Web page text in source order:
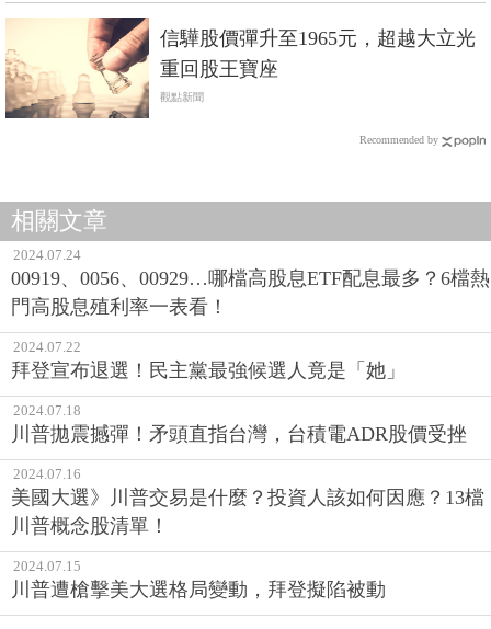
信驊股價彈升至1965元，超越大立光
重回股王寶座
觀點新聞
Recommended by
相關文章
2024.07.24
00919、0056、00929…哪檔高股息ETF配息最多？6檔熱
門高股息殖利率一表看！
2024.07.22
拜登宣布退選！民主黨最強候選人竟是「她」
2024.07.18
川普拋震撼彈！矛頭直指台灣，台積電ADR股價受挫
2024.07.16
美國大選》川普交易是什麼？投資人該如何因應？13檔
川普概念股清單！
2024.07.15
川普遭槍擊美大選格局變動，拜登擬陷被動